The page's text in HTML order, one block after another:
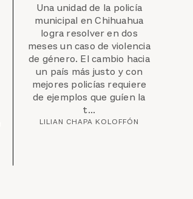
Una unidad de la policía
municipal en Chihuahua
logra resolver en dos
meses un caso de violencia
de género. El cambio hacia
un país más justo y con
mejores policías requiere
de ejemplos que guíen la
t...
LILIAN CHAPA KOLOFFÓN